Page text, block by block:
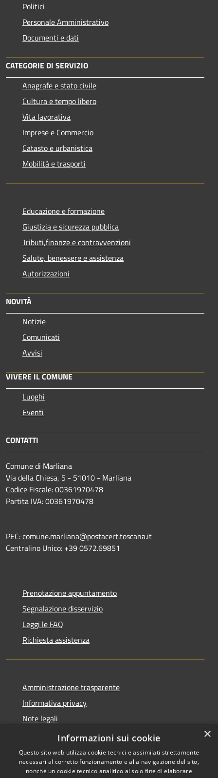
Politici
Personale Amministrativo
Documenti e dati
CATEGORIE DI SERVIZIO
Anagrafe e stato civile
Cultura e tempo libero
Vita lavorativa
Imprese e Commercio
Catasto e urbanistica
Mobilità e trasporti
Educazione e formazione
Giustizia e sicurezza pubblica
Tributi,finanze e contravvenzioni
Salute, benessere e assistenza
Autorizzazioni
NOVITÀ
Notizie
Comunicati
Avvisi
VIVERE IL COMUNE
Luoghi
Eventi
CONTATTI
Comune di Marliana
Via della Chiesa, 5 - 51010 - Marliana
Codice Fiscale: 00361970478
Partita IVA: 00361970478
PEC: comune.marliana@postacert.toscana.it
Centralino Unico: +39 0572.69851
Prenotazione appuntamento
Segnalazione disservizio
Leggi le FAQ
Richiesta assistenza
Amministrazione trasparente
Informativa privacy
Note legali
Dichiarazione di accessibilità
×
Informazioni sui cookie
Questo sito web utilizza cookie tecnici e assimilati strettamente
necessari al corretto funzionamento e alla navigazione del sito,
nonché un cookie tecnico analitico al solo fine di elaborare